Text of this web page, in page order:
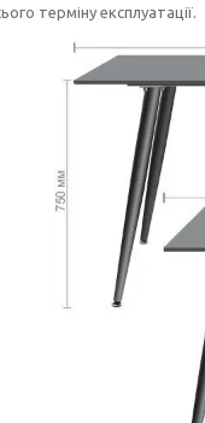
терміну експлуатації.